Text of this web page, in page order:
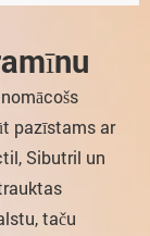
pazīstams ar
Sibutril un
taču